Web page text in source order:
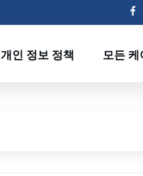
개인 정보 정책 모든 케